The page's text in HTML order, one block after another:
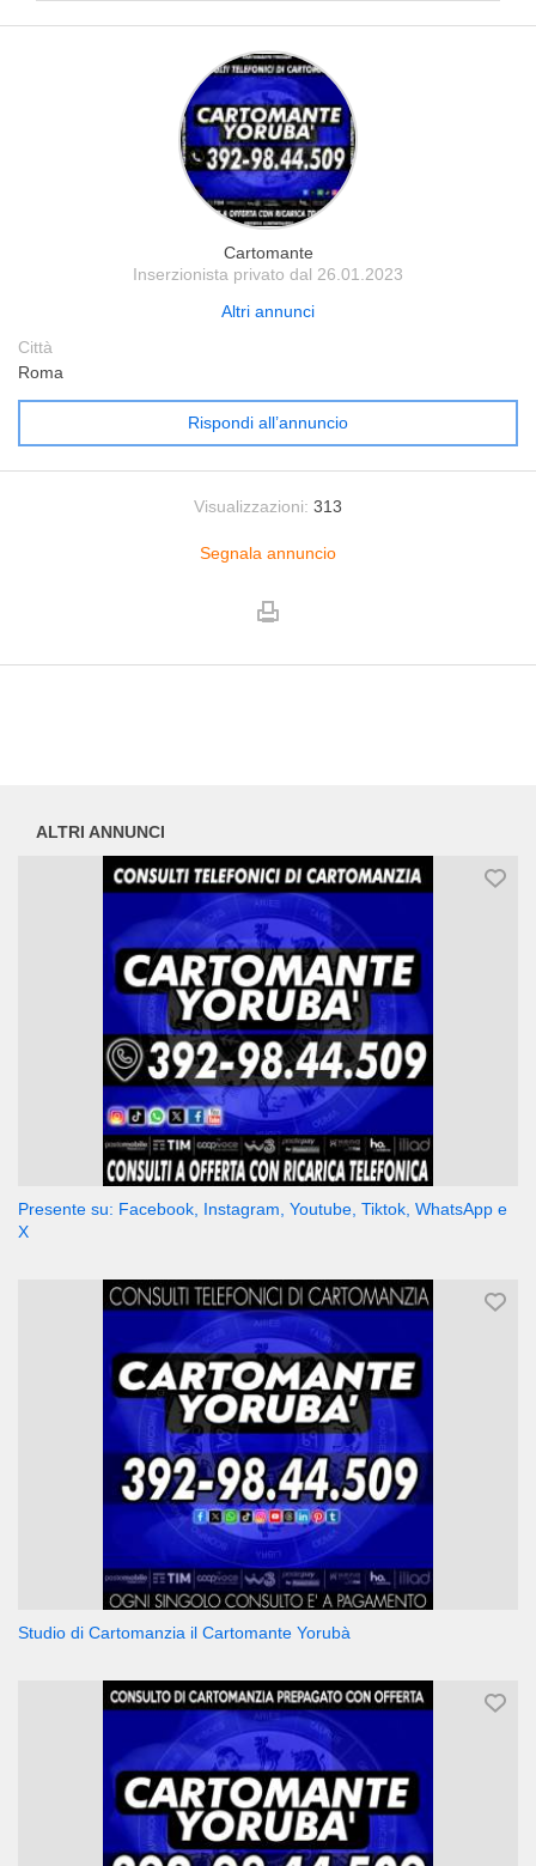
Cartomante
Inserzionista privato dal 26.01.2023
Altri annunci
Città
Roma
Rispondi all’annuncio
Visualizzazioni: 313
Segnala annuncio
ALTRI ANNUNCI
Presente su: Facebook, Instagram, Youtube, Tiktok, WhatsApp e
X
Studio di Cartomanzia il Cartomante Yorubà